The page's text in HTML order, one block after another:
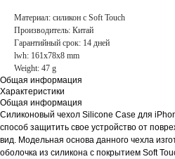
Материал: силикон с Soft Touch
Производитель: Китай
Гарантийный срок: 14 дней
lwh: 161x78x8 mm
Weight: 47 g
Общая информация
Характеристики
Общая информация
Силиконовый чехол Silicone Case для
способ защитить свое устройство от
вид. Модельная основа данного чехла
оболочка из силикона с покрытием Soft